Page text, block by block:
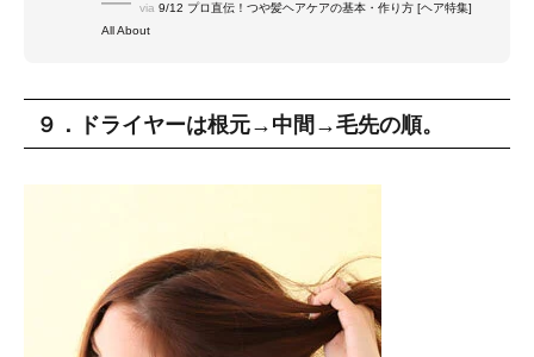
via 9/12 プロ直伝！つや髪ヘアケアの基本・作り方 [ヘア特集]
All About
９．ドライヤーは根元→中間→毛先の順。